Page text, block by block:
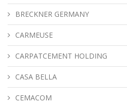
BRECKNER GERMANY
CARMEUSE
CARPATCEMENT HOLDING
CASA BELLA
CEMACOM